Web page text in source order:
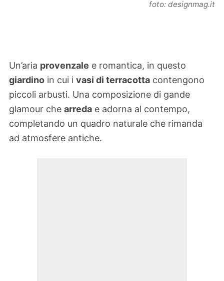
foto: designmag.it
Un’aria provenzale e romantica, in questo
giardino in cui i vasi di terracotta contengono
piccoli arbusti. Una composizione di gande
glamour che arreda e adorna al contempo,
completando un quadro naturale che rimanda
ad atmosfere antiche.